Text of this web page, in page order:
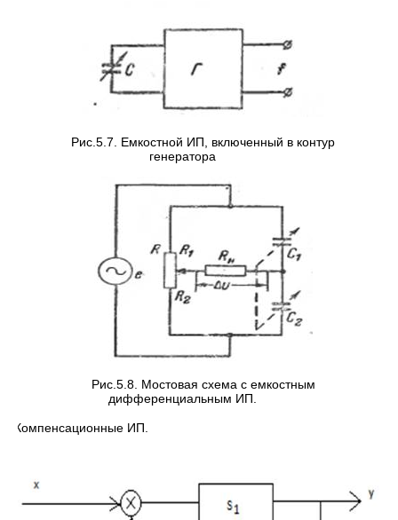
Рис.5.7. Емкостной ИП, включенный в контур
генератора
Рис.5.8. Мостовая схема с емкостным
дифференциальным ИП.
Компенсационные ИП.